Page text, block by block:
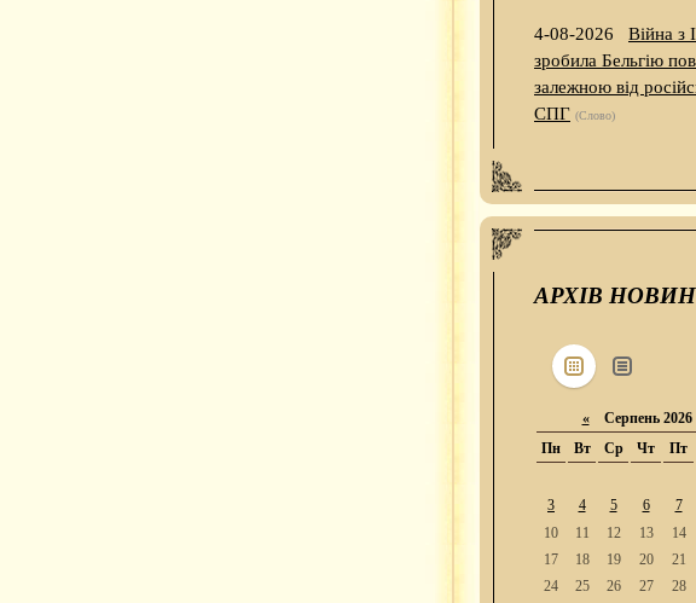
4-08-2026
Війна з
зробила Бельгію
залежною від
СПГ (Слово)
АРХІВ НОВИН
«Серпень
Пн
Вт Ср Чт Пт
3 4 5 6
7
10
11 12 13
14
17
18 19 20
21
24
25 26 27
28